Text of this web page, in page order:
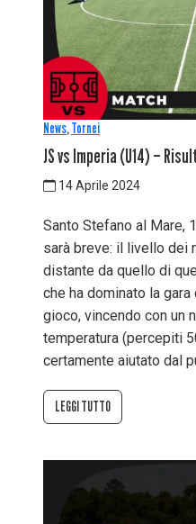
News,Tornei
JS vs Imperia (U14) –
14 Aprile 2024
Santo Stefano al Mare,
sarà breve: il livello dei
distante da quello di
che ha dominato la
gioco, vincendo con un
temperatura (percepiti
certamente aiutato dal
LEGGI TUTTO